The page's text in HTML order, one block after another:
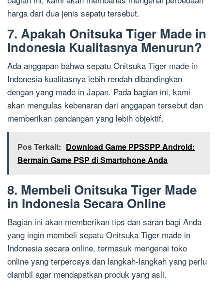
harga dari dua jenis sepatu tersebut.
7. Apakah Onitsuka Tiger Made in
Indonesia Kualitasnya Menurun?
Ada anggapan bahwa sepatu Onitsuka Tiger made in
Indonesia kualitasnya lebih rendah dibandingkan
dengan yang made in Japan. Pada bagian ini, kami
akan mengulas kebenaran dari anggapan tersebut dan
memberikan pandangan yang lebih objektif.
Pos Terkait: Download Game PPSSPP Android:
Bermain Game PSP di Smartphone Anda
8. Membeli Onitsuka Tiger Made
in Indonesia Secara Online
Bagian ini akan memberikan tips dan saran bagi Anda
yang ingin membeli sepatu Onitsuka Tiger made in
Indonesia secara online, termasuk mengenai toko
online yang terpercaya dan langkah-langkah yang perlu
diambil agar mendapatkan produk yang asli.